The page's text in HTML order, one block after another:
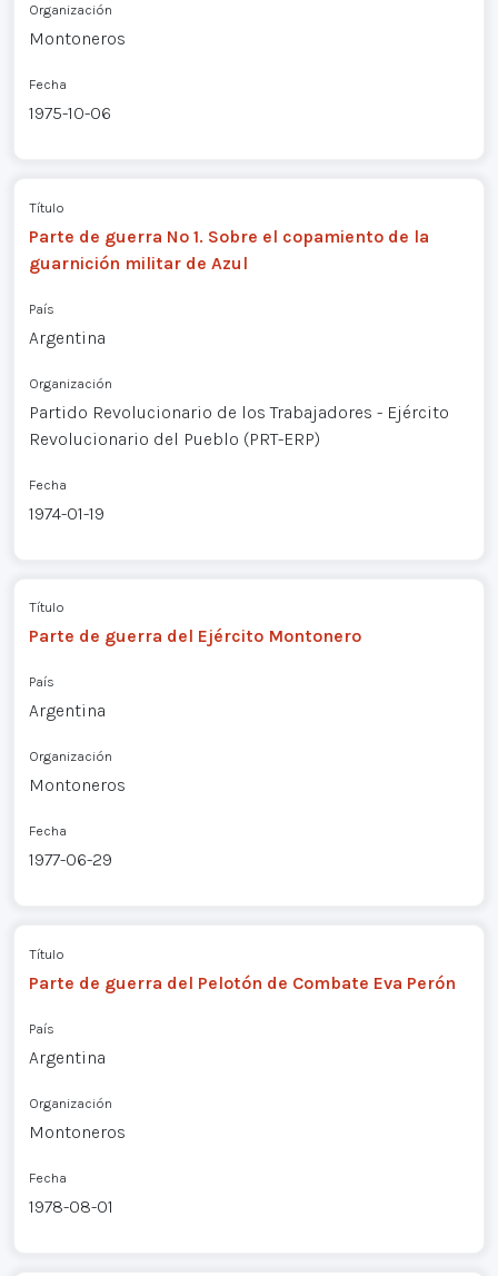
Organización
Montoneros
Fecha
1975-10-06
Título
Parte de guerra Nº 1. Sobre el copamiento de la
guarnición militar de Azul
País
Argentina
Organización
Partido Revolucionario de los Trabajadores - Ejército
Revolucionario del Pueblo (PRT-ERP)
Fecha
1974-01-19
Título
Parte de guerra del Ejército Montonero
País
Argentina
Organización
Montoneros
Fecha
1977-06-29
Título
Parte de guerra del Pelotón de Combate Eva Perón
País
Argentina
Organización
Montoneros
Fecha
1978-08-01